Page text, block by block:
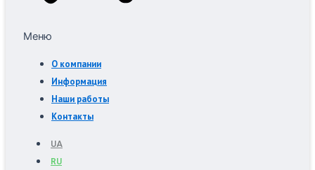
Меню
О компании
Информация
Наши работы
Контакты
UA
RU